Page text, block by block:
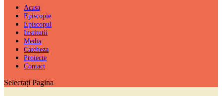
Acasa
Episcopie
Episcopul
Institutii
Media
Cateheza
Proiecte
Contact
Selectați Pagina